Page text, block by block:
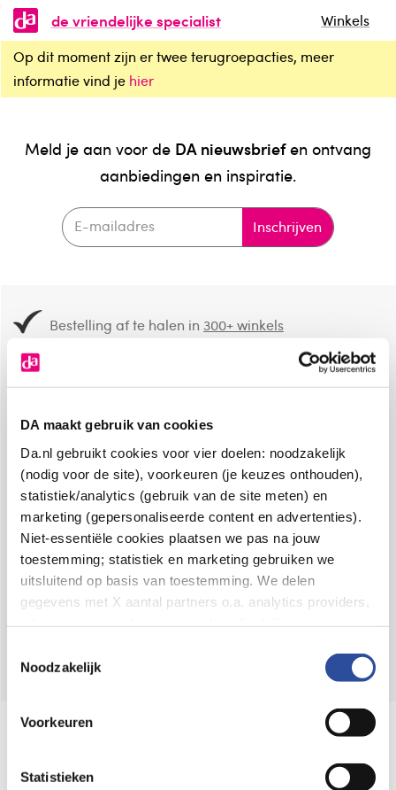
DA maakt gebruik van cookies
Da.nl gebruikt cookies voor vier doelen: noodzakelijk
(nodig voor de site), voorkeuren (je keuzes onthouden),
statistiek/analytics (gebruik van de site meten) en
marketing (gepersonaliseerde content en advertenties).
Niet-essentiële cookies plaatsen we pas na jouw
toestemming; statistiek en marketing gebruiken we
uitsluitend op basis van toestemming. We delen
gegevens met X aantal partners o.a. analytics providers,
en de bewaartermijnen per categorie. Je kunt je keuze op
gegevensverwerking staat in de
Privacyverklaring
Noodzakelijk
Voorkeuren
Statistieken
de vriendelijke specialist
Winkels
Op dit moment zijn er twee terugroepacties, meer
informatie vind je hier
Meld je aan voor de DA nieuwsbriefen ontvang
aanbiedingen en inspiratie.
Inschrijven
Bestelling af te halen in300+ winkels
8.6 uit4.106 reviews
Over DA
Klantenservice
Assortiment
VolgDAop:
Online aanbieder medicijnen
webshop mag verkopen.